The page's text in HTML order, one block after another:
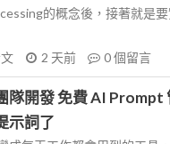
的概念後，接著就是
2 天前 0個留言
隊開發 免費 AI
示詞了